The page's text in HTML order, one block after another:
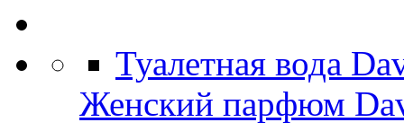
Туалетная вода
Женский парфюм